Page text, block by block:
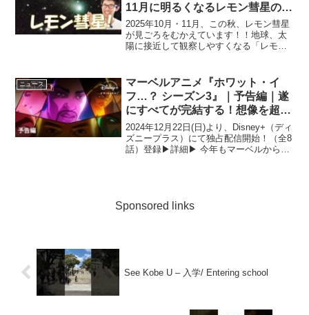
11月に明るくなるレモン彗星の魅
力を解説！！レモン彗星ってな
に？いつ・どこに見える？・スマ
ホでも撮れる！
2025年10月・11月、この秋、レモン彗星
が見ごろをむかえています！！地球、太
陽に接近して観察しやすくなる「レモン
ニュース
マーベルアニメ『ホワット・イ
フ…？ シーズン3』｜予告編｜遂
にすべてが完結する！想像を超え
た驚くべき“もうひとつの物語”を
最後まで見届けよう｜Disney+
(ディズニープラス）
2024年12月22日(日)より、Disney+（ディ
ズニープラス）にて独占配信開始！（全8
話）登録▶︎詳細▶︎ 今年もマーベルから８
Sponsored links
See Kobe U – 入学/ Entering school